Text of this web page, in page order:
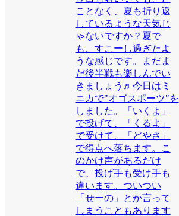
ことなく、夏も折り返
しているような天気じ
ゃないですか？夏で
も、すこーし過ぎたよ
うな感じです。まだま
だ後半戦も楽しんでい
きましょう♬今日はミ
ニカで"オゴスポーツ"を
しました。「いくよ」
で投げて、「くるよ」
で受けて、「どやさ」
で得点へ落ちます。こ
のかけ声があるだけ
で、投げ手も受け手も
違います。ついつい
「せーの」とか言って
しまうこともあります